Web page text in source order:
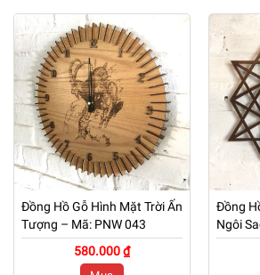
Đồng Hồ Gỗ Hình Mặt Trời Ấn
Tượng – Mã: PNW 043
580.000 ₫
Đồng
Ngôi